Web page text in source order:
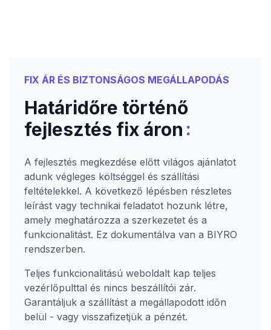
FIX ÁR ÉS BIZTONSÁGOS MEGÁLLAPODÁS
Határidőre történő
fejlesztés fix áron :
A fejlesztés megkezdése előtt világos ajánlatot
adunk végleges költséggel és szállítási
feltételekkel. A következő lépésben részletes
leírást vagy technikai feladatot hozunk létre,
amely meghatározza a szerkezetet és a
funkcionalitást. Ez dokumentálva van a BIYRO
rendszerben.
Teljes funkcionalitású weboldalt kap teljes
vezérlőpulttal és nincs beszállítói zár.
Garantáljuk a szállítást a megállapodott időn
belül - vagy visszafizetjük a pénzét.